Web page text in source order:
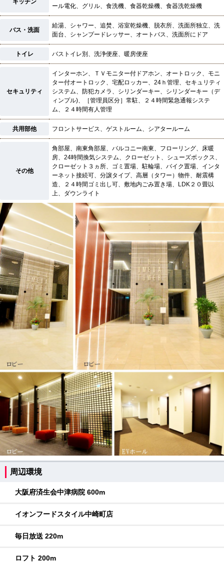
ール電化、グリル、食洗機、食器乾燥機、食器洗乾燥機
バス・洗面
給湯、シャワー、追焚、浴室乾燥機、脱衣所、洗面所独立、洗
面台、シャンプードレッサー、オートバス、洗面所にドア
トイレ バストイレ別、洗浄便座、暖房便座
セキュリティ
インターホン、ＴＶモニター付ドアホン、オートロック、モニ
ター付オートロック、宅配ロッカー、24ｈ管理、セキュリティ
システム、防犯カメラ、シリンダーキー、シリンダーキー（デ
ィンプル)、［管理員区分］常駐、２４時間緊急通報システ
ム、２４時間有人管理
共用部他 フロントサービス、ゲストルーム、シアタールーム
その他
角部屋、南東角部屋、バルコニー南東、フローリング、床暖
房、24時間換気システム、クローゼット、シューズボックス、
クローゼット３ヵ所、ゴミ置場、駐輪場、バイク置場、インタ
ーネット接続可、分譲タイプ、高層（タワー）物件、耐震構
造、２４時間ゴミ出し可、敷地内ごみ置き場、LDK２０畳以
上、ダウンライト
周辺環境
大阪府済生会中津病院 600m
イオンフードスタイル中崎町店
毎日放送 220m
ロフト 200m